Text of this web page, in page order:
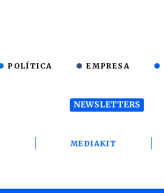
POLÍTICA EMPRESA
NEWSLETTERS
MEDIAKIT